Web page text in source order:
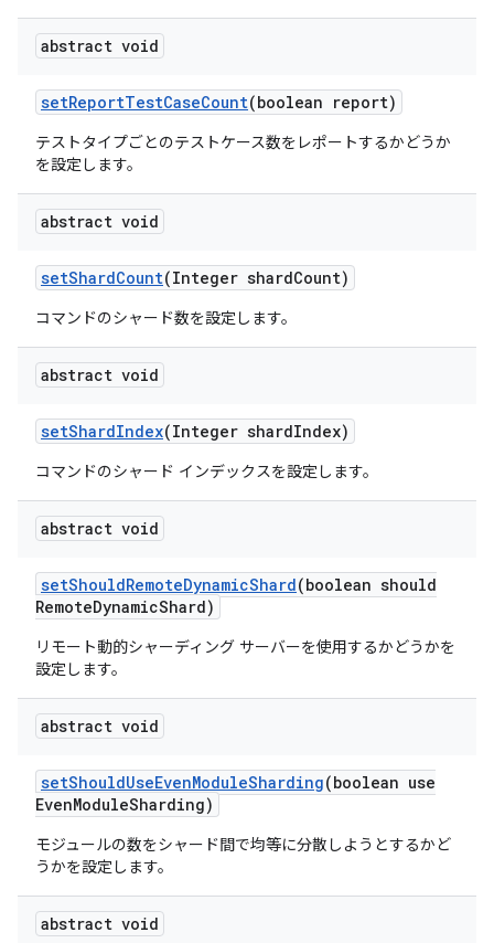
abstract void
setReportTestCaseCount(boolean report)
テストタイプごとのテストケース数をレポートするかどうか
を設定します。
abstract void
setShardCount(Integer shardCount)
コマンドのシャード数を設定します。
abstract void
setShardIndex(Integer shardIndex)
コマンドのシャード インデックスを設定します。
abstract void
setShouldRemoteDynamicShard(boolean should
RemoteDynamicShard)
リモート動的シャーディング サーバーを使用するかどうかを
設定します。
abstract void
setShouldUseEvenModuleSharding(boolean use
EvenModuleSharding)
モジュールの数をシャード間で均等に分散しようとするかど
うかを設定します。
abstract void